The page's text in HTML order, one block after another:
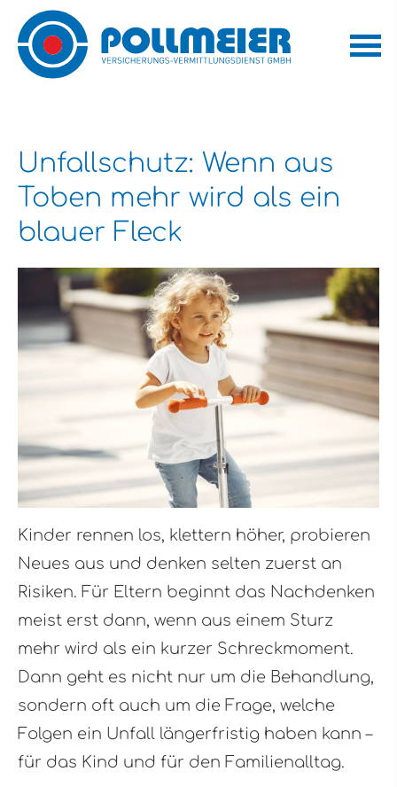
Unfallschutz: Wenn aus
Toben mehr wird als ein
blauer Fleck
Kinder rennen los, klettern höher, probieren
Neues aus und denken selten zuerst an
Risiken. Für Eltern beginnt das Nachdenken
meist erst dann, wenn aus einem Sturz
mehr wird als ein kurzer Schreckmoment.
Dann geht es nicht nur um die Behandlung,
sondern oft auch um die Frage, welche
Folgen ein Unfall längerfristig haben kann –
für das Kind und für den Familienalltag.